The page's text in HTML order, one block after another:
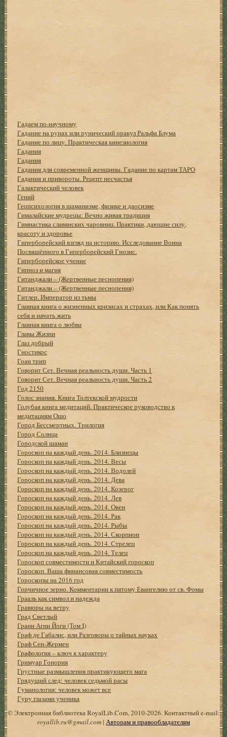
Гадаем по-научному
Гадание на рунах или рунический оракул Ральфа Блума
Гадание по лицу. Практическая кинезиология
Гадания
Гадания
Гадания для современной женщины. Гадание по картам ТАРО
Гадания и привороты. Рецепт несчастья
Галактический человек
Гений
Геопсихология в шаманизме, физике и даосизме
Гималайские мудрецы: Вечно живая традиция
Гимнастика славянских чаровниц. Практики, дающие силу,
красоту и здоровье
Гиперборейский взгляд на историю. Исследование Воина
Посвящённого в Гиперборейский Гнозис.
Гиперборейское учение
Гипноз и магия
Гитанджали – (Жертвенные песнопения)
Гитанджали – (Жертвенные песнопения)
Гитлер. Император из тьмы
Главная книга о жизненных кризисах и страхах, или Как понять
себя и начать жить
Главная книга о любви
Главы Жизни
Глаз добрый
Гностикос
Гоан трип
Говорит Сет. Вечная реальность души. Часть 1
Говорит Сет. Вечная реальность души. Часть 2
Год 2150
Голос знания. Книга Толтекской мудрости
Голубая книга медитаций. Практическое руководство к
медитациям Ошо
Город Бессмертных. Трилогия
Город Солнца
Городской шаман
Гороскоп на каждый день. 2014. Близнецы
Гороскоп на каждый день. 2014. Весы
Гороскоп на каждый день. 2014. Водолей
Гороскоп на каждый день. 2014. Дева
Гороскоп на каждый день. 2014. Козерог
Гороскоп на каждый день. 2014. Лев
Гороскоп на каждый день. 2014. Овен
Гороскоп на каждый день. 2014. Рак
Гороскоп на каждый день. 2014. Рыбы
Гороскоп на каждый день. 2014. Скорпион
Гороскоп на каждый день. 2014. Стрелец
Гороскоп на каждый день. 2014. Телец
Гороскоп совместимости и Китайский гороскоп
Гороскоп. Ваша финансовая совместимость
Гороскопы на 2016 год
Горчичное зерно. Комментарии к пятому Евангелию от св. Фомы
Грааль как символ и надежда
Гравюры на ветру
Град Светлый
Грани Агни Йоги (Том I)
Граф де Габалис, или Разговоры о тайных науках
Граф Сен-Жермен
Графология – ключ к характеру
Гримуар Гонория
Грустные размышления практикующего мага
Грядущий след: человек седьмой расы
Гуманология: человек может все
Гуру глазами ученика
© Электронная библиотека RoyalLib.Com, 2010-2026. Контактный e-mail:
royallib.ru@gmail.com| Авторам и правообладателям